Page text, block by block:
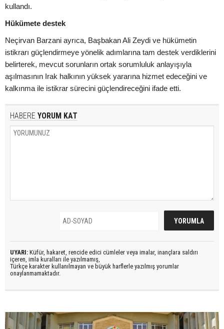
kullandı.
Hükümete destek
Neçirvan Barzani ayrıca, Başbakan Ali Zeydi ve hükümetin
istikrarı güçlendirmeye yönelik adımlarına tam destek verdiklerini
belirterek, mevcut sorunların ortak sorumluluk anlayışıyla
aşılmasının Irak halkının yüksek yararına hizmet edeceğini ve
kalkınma ile istikrar sürecini güçlendireceğini ifade etti.
HABERE YORUM KAT
UYARI: Küfür, hakaret, rencide edici cümleler veya imalar, inançlara saldırı
içeren, imla kuralları ile yazılmamış,
Türkçe karakter kullanılmayan ve büyük harflerle yazılmış yorumlar
onaylanmamaktadır.